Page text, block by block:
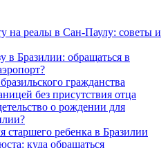
на реалы в Сан-Паулу: советы и
в Бразилии: обращаться в
гражданства
без присутствия отца
о рождении для
старшего ребенка в Бразилии
куда обращаться